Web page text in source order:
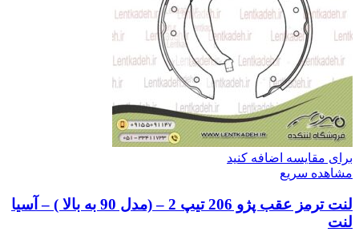
برای مقایسه اضافه کنید
مشاهده سریع
لنت ترمز عقب پژو 206 تیپ 2 – (مدل 90 به بالا ) – آسیا
لنت